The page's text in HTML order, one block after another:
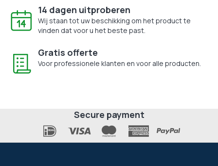
14 dagen uitproberen
Wij staan tot uw beschikking om het product te
vinden dat voor u het beste past.
Gratis offerte
Voor professionele klanten en voor alle producten.
Secure payment